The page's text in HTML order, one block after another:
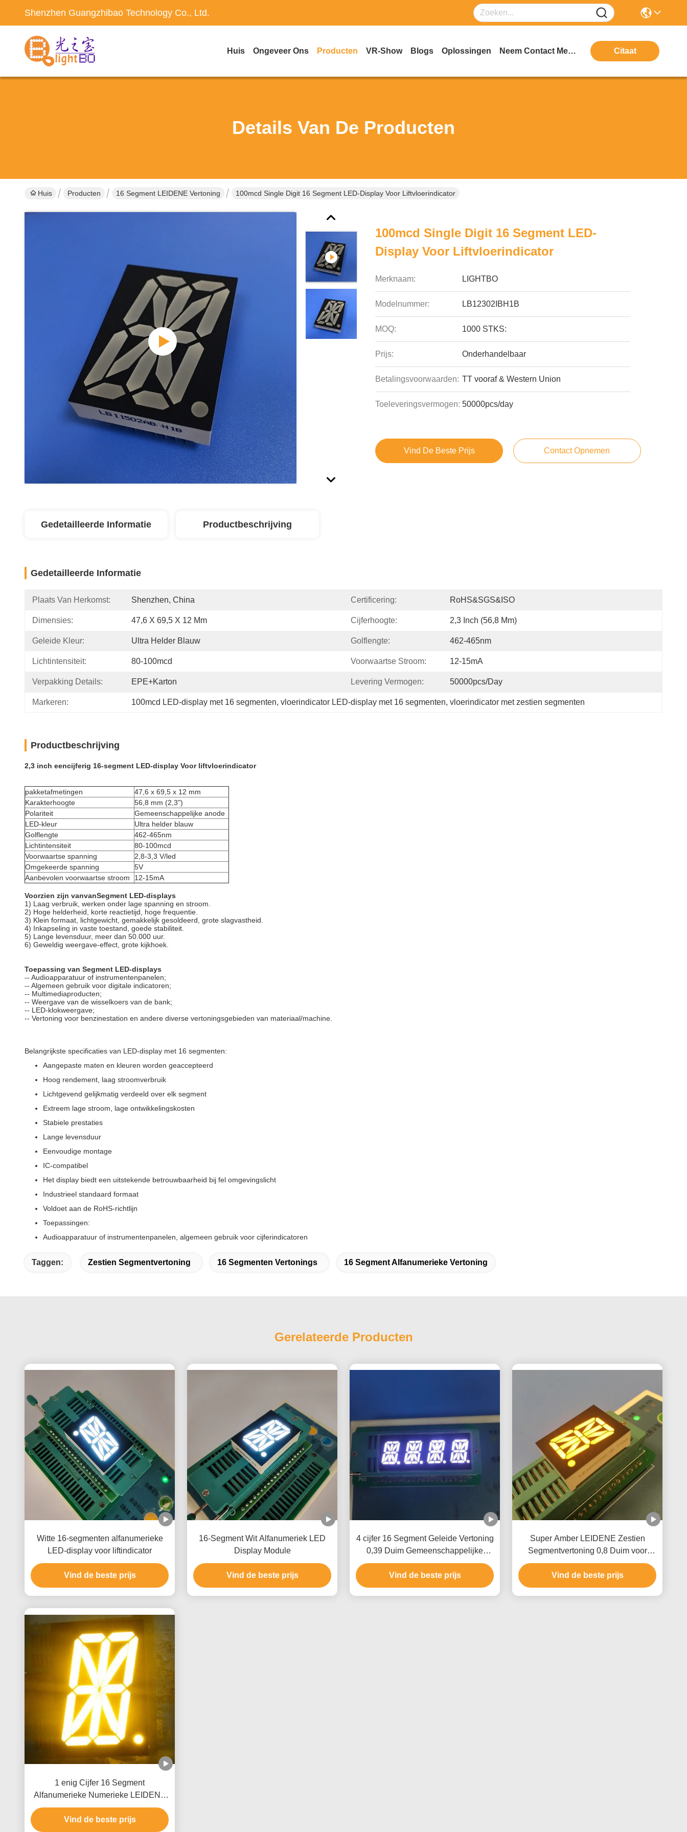
Shenzhen Guangzhibao Technology Co., Ltd.
Huis Ongeveer Ons Producten VR-Show Blogs Oplossingen Neem Contact Met Ons Op Citaat
Details Van De Producten
Huis Producten 16 Segment LEIDENE Vertoning 100mcd Single Digit 16 Segment LED-Display Voor Liftvloerindicator
100mcd Single Digit 16 Segment LED-
Display Voor Liftvloerindicator
Merknaam: LIGHTBO
Modelnummer: LB12302IBH1B
MOQ: 1000 STKS:
Prijs: Onderhandelbaar
Betalingsvoorwaarden: TT vooraf & Western Union
Toeleveringsvermogen: 50000pcs/day
Vind De Beste Prijs Contact Opnemen
Gedetailleerde Informatie Productbeschrijving
Gedetailleerde Informatie
Plaats Van Herkomst: Shenzhen, China Certificering: RoHS&SGS&ISO
Dimensies: 47,6 X 69,5 X 12 Mm Cijferhoogte: 2,3 Inch (56,8 Mm)
Geleide Kleur: Ultra Helder Blauw Golflengte: 462-465nm
Lichtintensiteit: 80-100mcd Voorwaartse Stroom: 12-15mA
Verpakking Details: EPE+karton Levering Vermogen: 50000pcs/day
Markeren: 100mcd LED-display met 16 segmenten, vloerindicator LED-display met 16 segmenten, vloerindicator met zestien segmenten
Productbeschrijving
2,3 inch eencijferig 16-segment LED-display Voor liftvloerindicator
pakketafmetingen
47,6 x 69,5 x 12 mm
Karakterhoogte
56,8 mm (2,3")
Polariteit
Gemeenschappelijke anode
LED-kleur
Ultra helder blauw
Golflengte
462-465nm
Lichtintensiteit
80-100mcd
Voorwaartse spanning
2,8-3,3 V/led
Omgekeerde spanning
5V
Aanbevolen voorwaartse stroom
12-15mA
Voorzien zijn vanvanSegment LED-displays
1) Laag verbruik, werken onder lage spanning en stroom.
2) Hoge helderheid, korte reactietijd, hoge frequentie.
3) Klein formaat, lichtgewicht, gemakkelijk gesoldeerd, grote slagvastheid.
4) Inkapseling in vaste toestand, goede stabiliteit.
5) Lange levensduur, meer dan 50.000 uur.
6) Geweldig weergave-effect, grote kijkhoek.
Toepassing van Segment LED-displays
-- Audioapparatuur of instrumentenpanelen;
-- Algemeen gebruik voor digitale indicatoren;
-- Multimediaproducten;
-- Weergave van de wisselkoers van de bank;
-- LED-klokweergave;
-- Vertoning voor benzinestation en andere diverse vertoningsgebieden van materiaal/machine.
Belangrijkste specificaties van LED-display met 16 segmenten:
Aangepaste maten en kleuren worden geaccepteerd
Hoog rendement, laag stroomverbruik
Lichtgevend gelijkmatig verdeeld over elk segment
Extreem lage stroom, lage ontwikkelingskosten
Stabiele prestaties
Lange levensduur
Eenvoudige montage
IC-compatibel
Het display biedt een uitstekende betrouwbaarheid bij fel omgevingslicht
Industrieel standaard formaat
Voldoet aan de RoHS-richtlijn
Toepassingen:
Audioapparatuur of instrumentenpanelen, algemeen gebruik voor cijferindicatoren
Taggen: Zestien Segmentvertoning 16 Segmenten Vertonings 16 Segment Alfanumerieke Vertoning
Gerelateerde Producten
Witte 16-segmenten alfanumerieke
LED-display voor liftindicator
Vind de beste prijs
16-Segment Wit Alfanumeriek LED
Display Module
Vind de beste prijs
4 cijfer 16 Segment Geleide Vertoning
0,39 Duim Gemeenschappelijke
Kathode voor de Indicator van de
Temperatuurvochtigheid
Vind de beste prijs
Super Amber LEIDENE Zestien
Segmentvertoning 0,8 Duim voor
Automatiseringscontrole
Vind de beste prijs
1 enig Cijfer 16 Segment
Alfanumerieke Numerieke LEIDENE
Vertonings Lage Huidige Verrichting
Vind de beste prijs